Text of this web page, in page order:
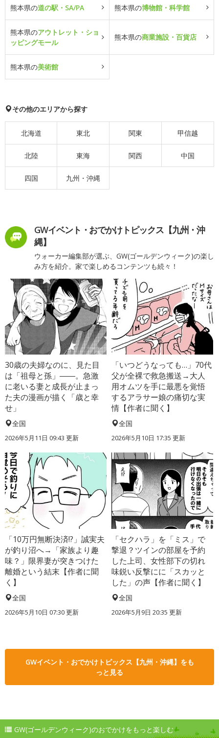
熊本県の道の駅・SA/PA 熊本県の博物館・科学館
熊本県のアウトレット・ショ
ッピングモール
熊本県の商業施設・百貨店
熊本県の美術館
その他のエリアから探す
北海道 東北 関東 甲信越
北陸 東海 関西 中国
四国 九州・沖縄
GWイベント・おでかけトピックス【九州・沖
縄】
ウォーカー編集部が選ぶ、GW(ゴールデンウィーク)の楽し
み方を紹介。家で楽しめるコンテンツも続々！
30歳の夫婦なのに、見た目
は「祖母と孫」――。急激
に老いる妻と成長が止まっ
た夫の漫画が描く「歳と幸
せ」
全国
2026年5月11日 09:43 更新
「いつどうなっても…」70代
父が全裸で救急搬送→大人
用オムツを手に最悪を覚悟
するアラサー娘の痛切な実
情【作者に聞く】
全国
2026年5月10日 17:35 更新
「10万円無断決済!?」誠実夫
が釣り沼へ→「家族より趣
味？」限界妻が突きつけた
離婚という結末【作者に聞
く】
全国
2026年5月10日 07:30 更新
「セクハラ」を「ミス」で
撃退？ツインの部屋を予約
した上司、女性部下の切れ
味鋭い反撃にに「スカッと
した」の声【作者に聞く】
全国
2026年5月9日 20:35 更新
GWイベント・おでかけトピックス【九州・沖縄】をも
っと見る
GW(ゴールデンウィーク)のおでかけをもっと楽しむ